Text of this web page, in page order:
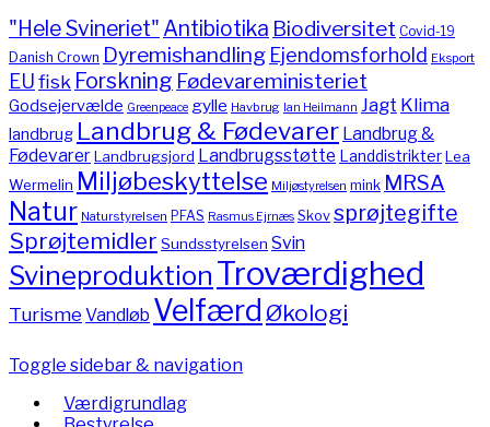
"Hele Svineriet" Antibiotika Biodiversitet Covid-19
Danish Crown Dyremishandling Ejendomsforhold Eksport
EUfisk Forskning Fødevareministeriet
Godsejervælde Greenpeace gylle Havbrug Ian Heilmann Jagt Klima
landbrug Landbrug & Fødevarer Landbrug &
FødevarerLandbrugsjord Landbrugsstøtte LanddistrikterLea
Wermelin Miljøbeskyttelse Miljøstyrelsen mink MRSA
Natur Naturstyrelsen PFAS Rasmus Ejrnæs Skov sprøjtegifte
Sprøjtemidler Sundsstyrelsen Svin
Svineproduktion Troværdighed
TurismeVandløb Velfærd Økologi
Toggle sidebar & navigation
Værdigrundlag